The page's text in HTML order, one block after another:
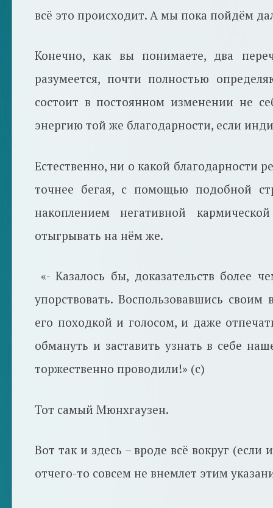
всё это происходит. А мы пока пойдём
Конечно, как вы понимаете, два
разумеется, почти полностью
состоит в постоянном изменении не
энергию той же благодарности, если
Естественно, ни о какой благодарности
точнее бегая, с помощью подобной
накоплением негативной
отыгрывать на нём же.
«- Казалось бы, доказательств более
упорствовать. Воспользовавшись
его походкой и голосом, и даже
обмануть и заставить узнать в себе
торжественно проводили!» (с)
Тот самый Мюнхгаузен.
Вот так и здесь – вроде всё вокруг
отчего-то совсем не внемлет этим